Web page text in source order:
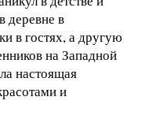
деревне в
в гостях, а другую
на Западной
настоящая
и